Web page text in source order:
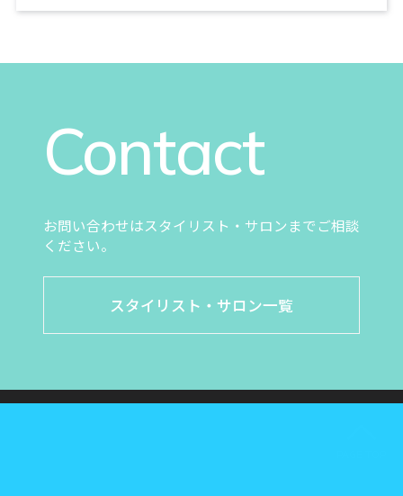
Contact
お問い合わせはスタイリスト・サロンまでご相談
ください。
スタイリスト・サロン一覧